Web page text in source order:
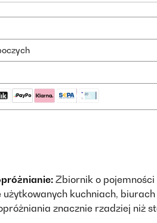
Zbiornik o
kuchniach,
znacznie rzadziej niż